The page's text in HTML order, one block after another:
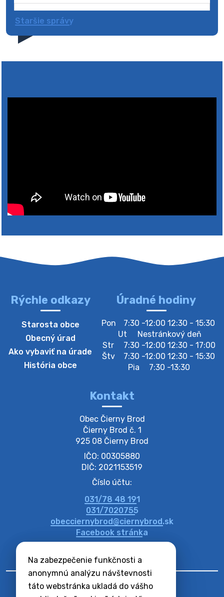
Na zabezpečenie funkčnosti a
anonymnú analýzu návštevnosti
táto webstránka ukladá do vášho
4. augusta 2026 10:05
Zberný dvor-Gyűjtőudvar
bude zberný dvor zatvorený. Értesítjük a lakosokat,
Zber separovaného odpadu plastu-
Oznamujeme obyvateľom, že v stredu 05. augusta
prebehne zber separovaného odpadu plastu. Prosíme
obyvateľov, aby vrecia s odpadom vyložili pred dom už
Oznámenie o plánovanom prerušení dodávky
Oznamujeme Vám, že v určitých dňoch bude v
niektorých častiach našej obce plánované prerušenie
distribúcie elektrickej energie. Podrobné informácie o
dátumoch, časoch a dotknutých …
4. augusta 2026 09:48
Zber BIO odpadu-BIO hulladék elszállítása
Obecný úrad v Čiernom Brode oznamuje obyvateľom,
že ďalší odvoz BIO odpadu sa uskutoční 03.08.2026
(pondelok). Prosíme obyvateľov, aby nádoby vyložili už
31. júla 2026 07:01
Zajtrajší zvoz odpadu
Staršie správy
Rýchle odkazy
Starosta obce
Obecný úrad
Ako vybaviť na úrade
História obce
Úradné hodiny
Pon
7:30 -12:00 12:30 - 15:30
Ut
Nestránkový deň
Str
7:30 -12:00 12:30 - 17:00
Štv
7:30 -12:00 12:30 - 15:30
Pia
7:30 -13:30
Kontakt
Obec Čierny Brod
Čierny Brod č. 1
925 08 Čierny Brod
IČO: 00305880
DIČ: 2021153519
Číslo účtu:
031/78 48 191
031/7020755
obecciernybrod@ciernybrod.sk
Facebook stránka